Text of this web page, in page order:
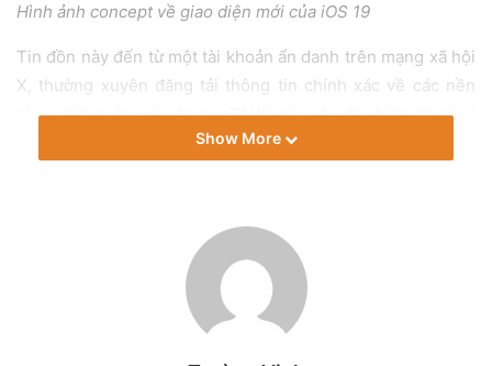
Hình ảnh concept về giao diện mới của iOS 19
Tin đồn này đến từ một tài khoản ẩn danh trên mạng xã hội
X, thường xuyên đăng tải thông tin chính xác về các nền
tảng phần mềm của Apple. Tài khoản này đã nhiều lần rò rỉ
đúng thông tin, bao gồm cả danh sách thiết bị tương thích
Nếu thông tin lần này chính xác, iOS 19 sẽ chỉ hỗ trợ các
Show More